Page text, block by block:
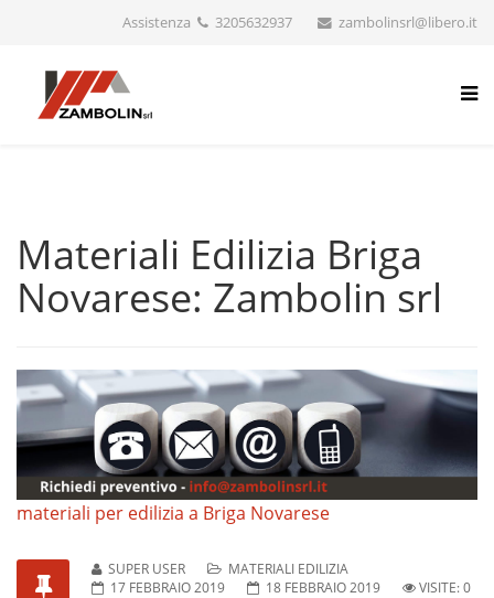
Assistenza 3205632937 zambolinsrl@libero.it
Materiali Edilizia Briga
Novarese: Zambolin srl
materiali per edilizia a Briga Novarese
SUPER USER
MATERIALI EDILIZIA
17 FEBBRAIO 2019
18 FEBBRAIO 2019 VISITE: 0